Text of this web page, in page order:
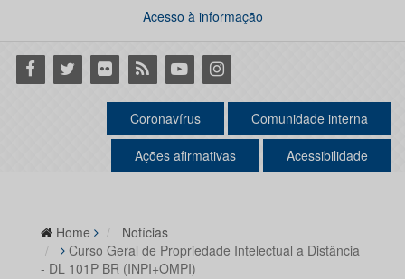
Acesso à informação
Facebook
Twitter Flickr RSS YoutubeInstagram
Coronavírus Comunidade interna
Ações afirmativas Acessibilidade
Home
Notícias
Curso Geral de Propriedade Intelectual a Distância
- DL 101P BR (INPI+OMPI)